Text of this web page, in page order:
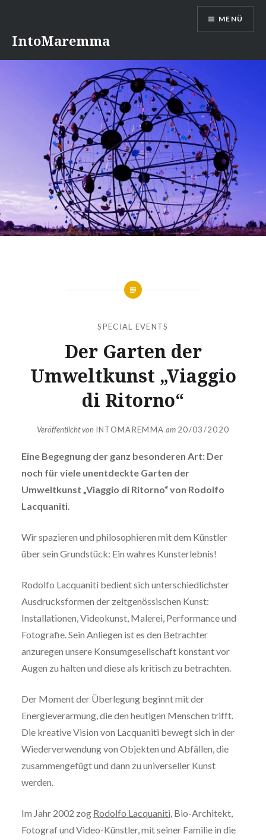
InhaltIntoMaremma
MENÜ
SPECIAL EVENTS
Der Garten der
Umweltkunst „Viaggio
di Ritorno“
Veröffentlicht von INTOMAREMMA am 20/03/2020
Eine Begegnung der ganz besonderen Art: Der
noch für viele unentdeckte Garten der
Umweltkunst „Viaggio di Ritorno“ von Rodolfo
Lacquaniti.
Wir spazieren und philosophieren mit dem Künstler
über sein Grundstück: Ein wahres Kunsterlebnis!
Rodolfo Lacquaniti bedient sich unterschiedlichster
Ausdrucksformen der zeitgenössischen Kunst:
Installationen, Videokunst, Malerei, Performance und
Fotografie. Sein Anliegen ist es den Betrachter
anzuregen unsere Konsumgesellschaft konstant vor
Augen zu halten und diese als kritisch zu betrachten.
Der Moment der Überlegung beginnt mit der
Energieverarmung, die den heutigen Menschen trifft.
Die kreative Vision von Lacquaniti bewegt sich in der
Wiederverwendung von Objekten und Abfällen, die
zusammengefügt und dann zu universeller Kunst
werden.
Im Jahr 2002 zog Rodolfo Lacquaniti, Bio-Architekt,
Fotograf und Video-Künstler, mit seiner Familie in die